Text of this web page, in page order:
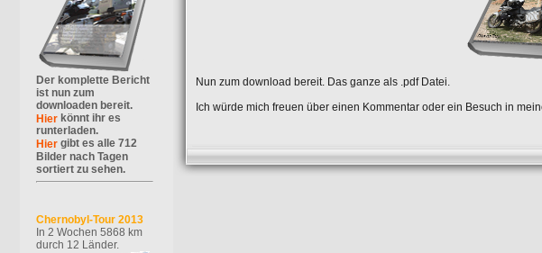
Der komplette Bericht
ist nun zum
downloaden bereit.
Hier könnt ihr es
runterladen.
Hier gibt es alle 712
Bilder nach Tagen
sortiert zu sehen.
Chernobyl-Tour 2013
In 2 Wochen 5868 km
durch 12 Länder.
Nun zum download bereit. Das ganze als .pdf Datei.
Ich würde mich freuen über einen Kommentar oder ein Besuch in